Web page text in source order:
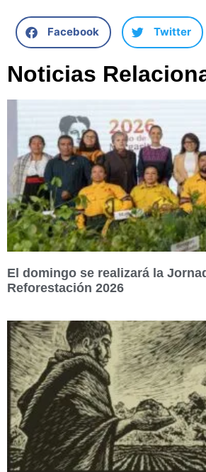
Facebook Twitter
Noticias
El domingo se realizará la
Reforestación 2026